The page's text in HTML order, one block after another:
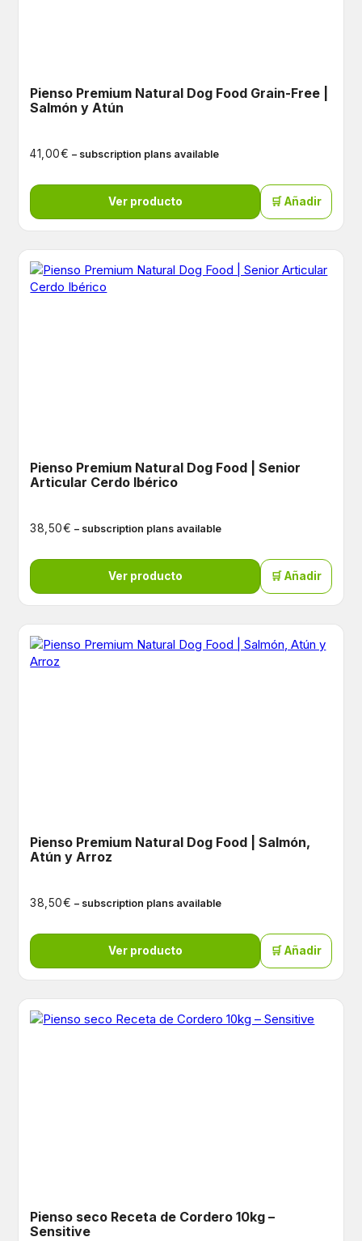
Pienso Premium Natural Dog Food Grain-Free |
Salmón y Atún
41,00€ – subscription plans available
Ver producto 🛒 Añadir
Pienso Premium Natural Dog Food | Senior
Articular Cerdo Ibérico
38,50€ – subscription plans available
Ver producto 🛒 Añadir
Pienso Premium Natural Dog Food | Salmón,
Atún y Arroz
38,50€ – subscription plans available
Ver producto 🛒 Añadir
Pienso seco Receta de Cordero 10kg –
Sensitive